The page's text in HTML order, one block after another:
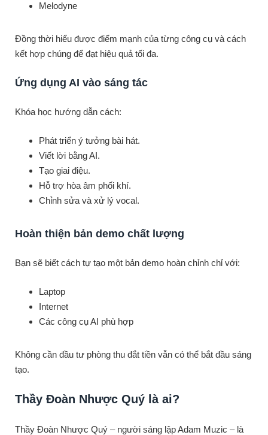
Melodyne
Đồng thời hiểu được điểm mạnh của từng công cụ và cách
kết hợp chúng để đạt hiệu quả tối đa.
Ứng dụng AI vào sáng tác
Khóa học hướng dẫn cách:
Phát triển ý tưởng bài hát.
Viết lời bằng AI.
Tạo giai điệu.
Hỗ trợ hòa âm phối khí.
Chỉnh sửa và xử lý vocal.
Hoàn thiện bản demo chất lượng
Bạn sẽ biết cách tự tạo một bản demo hoàn chỉnh chỉ với:
Laptop
Internet
Các công cụ AI phù hợp
Không cần đầu tư phòng thu đắt tiền vẫn có thể bắt đầu sáng
tạo.
Thầy Đoàn Nhược Quý là ai?
Thầy Đoàn Nhược Quý – người sáng lập Adam Muzic – là